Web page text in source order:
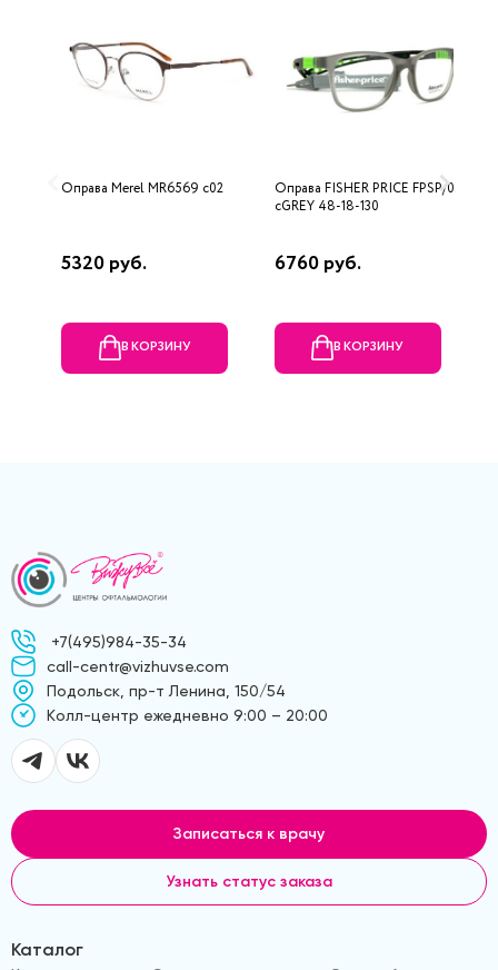
Оправа Merel MR6569 c02
5320 руб.
В КОРЗИНУ
Оправа FISHER PRICE FPSP/011
cGREY 48-18-130
6760 руб.
В КОРЗИНУ
+7(495)984-35-34
call-centr@vizhuvse.com
Подольск, пр-т Ленина, 150/54
Kолл-центр ежедневно 9:00 – 20:00
Записаться к врачу
Узнать статус заказа
Каталог